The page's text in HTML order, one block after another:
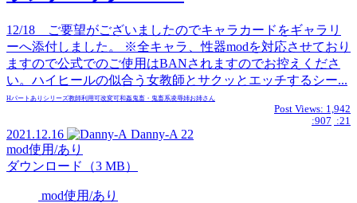
12/18 ご要望がございましたのでキャラカードをギャラリ
ーへ添付しました。 ※全キャラ、性器modを対応させており
ますので公式でのご使用はBANされますのでお控えくださ
い。ハイヒールの似合う女教師とサクッとエッチするシー...
Hパートあり シリーズ教師利用可改変可和姦鬼畜・鬼畜系凌辱姉お姉さん
Post Views: 1,942
:907 :21
2021.12.16 Danny-A 22
mod使用/あり
ダウンロード（3 MB）
mod使用/あり